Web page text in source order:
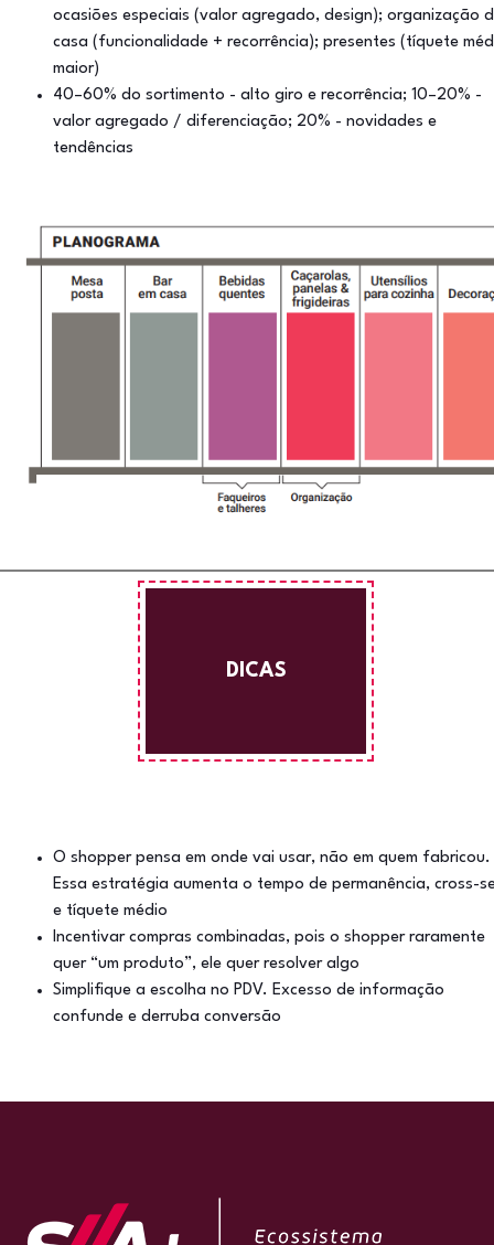
ocasiões especiais (valor agregado, design); organização
casa (funcionalidade + recorrência); presentes (tíquete
maior)
40–60% do sortimento - alto giro e recorrência; 10–20% -
valor agregado / diferenciação; 20% - novidades e
tendências
DICAS
O shopper pensa em onde vai usar, não em quem fabricou.
Essa estratégia aumenta o tempo de permanência, cross-
e tíquete médio
Incentivar compras combinadas, pois o shopper raramente
quer “um produto”, ele quer resolver algo
Simplifique a escolha no PDV. Excesso de informação
confunde e derruba conversão